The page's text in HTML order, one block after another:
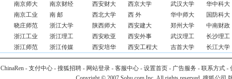
南京师大
南京财经
南京工业
南 邮
晓庄师范
浙江大学
浙江工业
浙江理工
浙江师范
浙江传媒
西安财大
西京大学
西北大学
西 外
陕西师大
西安建大
西安欧亚
西安外事
西安培华
西安工程大
武汉大学
华中科大
华中师大
国防科大
郑州大学
中南财政
武汉理工
长沙理工
吉首大学
长江大学
ChinaRen - 支付中心 - 搜狐招聘 - 网站登录 - 客服中心 - 设置首页 - 广告服务 - 联系方式 -